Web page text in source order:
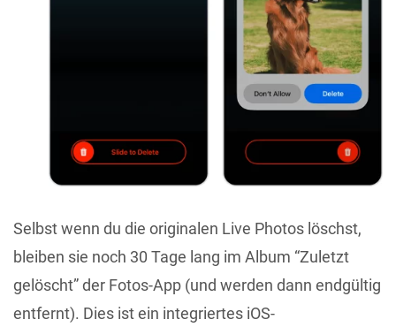
Selbst wenn du die originalen Live Photos löschst,
bleiben sie noch 30 Tage lang im Album “Zuletzt
gelöscht” der Fotos-App (und werden dann endgültig
entfernt). Dies ist ein integriertes iOS-